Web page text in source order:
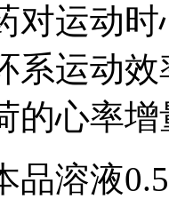
对运动
系运动
的心率
品溶液